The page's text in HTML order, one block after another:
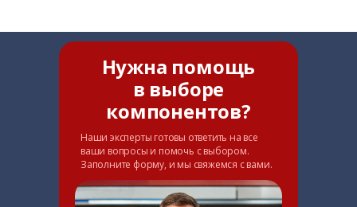
Нужна помощь
в выборе
компонентов?
Наши эксперты готовы ответить на все
ваши вопросы и помочь с выбором.
Заполните форму, и мы свяжемся с вами.